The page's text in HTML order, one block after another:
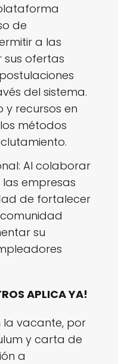
de
a las
ofertas
del sistema.
y recursos en
métodos
Al colaborar
las empresas
de fortalecer
su
APLICA YA!
la vacante, por
y carta de
a